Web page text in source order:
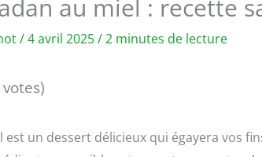
au miel : recette
/4 avril 2025/2 minutes de lecture
est un dessert délicieux qui égayera vos